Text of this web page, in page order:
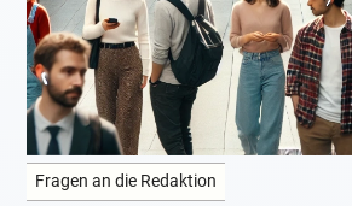
Fragen an die Redaktion